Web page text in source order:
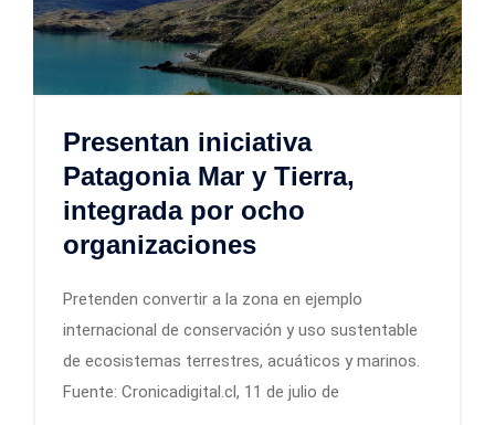
Presentan iniciativa
Patagonia Mar y Tierra,
integrada por ocho
organizaciones
Pretenden convertir a la zona en ejemplo
internacional de conservación y uso sustentable
de ecosistemas terrestres, acuáticos y marinos.
Fuente: Cronicadigital.cl, 11 de julio de